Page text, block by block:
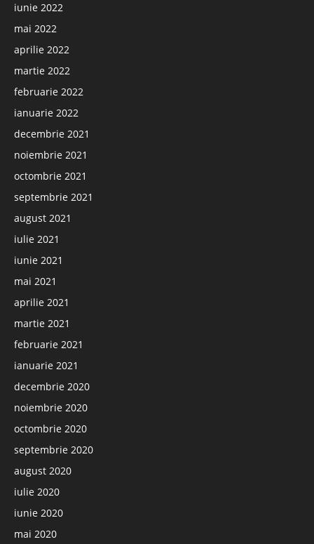
iunie 2022
mai 2022
aprilie 2022
martie 2022
februarie 2022
ianuarie 2022
decembrie 2021
noiembrie 2021
octombrie 2021
septembrie 2021
august 2021
iulie 2021
iunie 2021
mai 2021
aprilie 2021
martie 2021
februarie 2021
ianuarie 2021
decembrie 2020
noiembrie 2020
octombrie 2020
septembrie 2020
august 2020
iulie 2020
iunie 2020
mai 2020